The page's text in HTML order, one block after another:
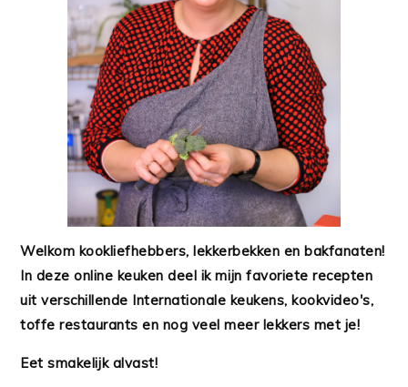
Welkom kookliefhebbers, lekkerbekken en bakfanaten!
In deze online keuken deel ik mijn favoriete recepten
uit verschillende Internationale keukens, kookvideo's,
toffe restaurants en nog veel meer lekkers met je!
Eet smakelijk alvast!